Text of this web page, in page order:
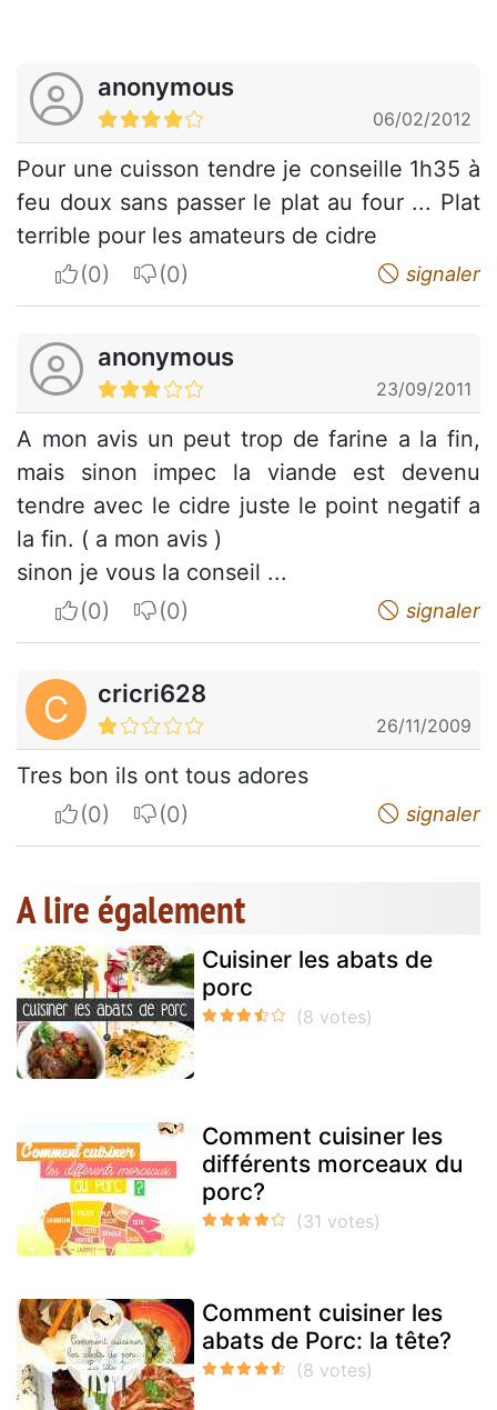
anonymous
06/02/2012
Pour une cuisson tendre je conseille 1h35 à
feu doux sans passer le plat au four ... Plat
terrible pour les amateurs de cidre
I apreciateI do not appreciate signaler
anonymous
23/09/2011
A mon avis un peut trop de farine a la fin,
mais sinon impec la viande est devenu
tendre avec le cidre juste le point negatif a
la fin. ( a mon avis )
sinon je vous la conseil ...
I apreciateI do not appreciate signaler
C cricri628
26/11/2009
Tres bon ils ont tous adores
I apreciateI do not appreciate signaler
A lire également
Cuisiner les abats de
porc
Comment cuisiner les
différents morceaux du
porc?
Comment cuisiner les
abats de Porc: la tête?